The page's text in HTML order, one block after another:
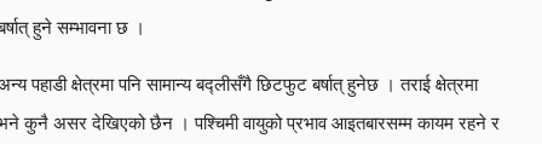
हुने सम्भावना छ ।
पहाडी क्षेत्रमा पनि सामान्य बद्लीसँगै छिटफुट बर्षात् हुनेछ । तराई क्षेत्रमा
कुनै असर देखिएको छैन । पश्चिमी वायुको प्रभाव आइतबारसम्म कायम रहने र